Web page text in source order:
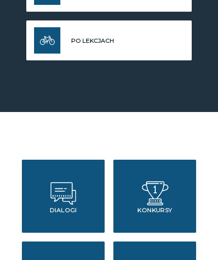
PO LEKCJACH
DIALOGI KONKURSY